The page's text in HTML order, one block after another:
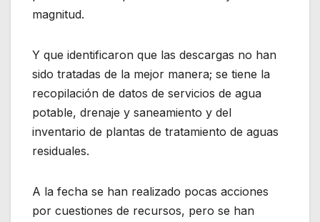
magnitud.
Y que identificaron que las descargas no han
sido tratadas de la mejor manera; se tiene la
recopilación de datos de servicios de agua
potable, drenaje y saneamiento y del
inventario de plantas de tratamiento de aguas
residuales.
A la fecha se han realizado pocas acciones
por cuestiones de recursos, pero se han